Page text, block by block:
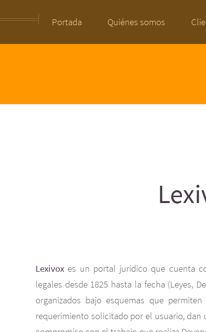
Portada Quiénes somos
Lexivox es un portal jurídico que cuenta
legales desde 1825 hasta la fecha (Leyes,
organizados bajo esquemas que
requerimiento solicitado por el usuario,